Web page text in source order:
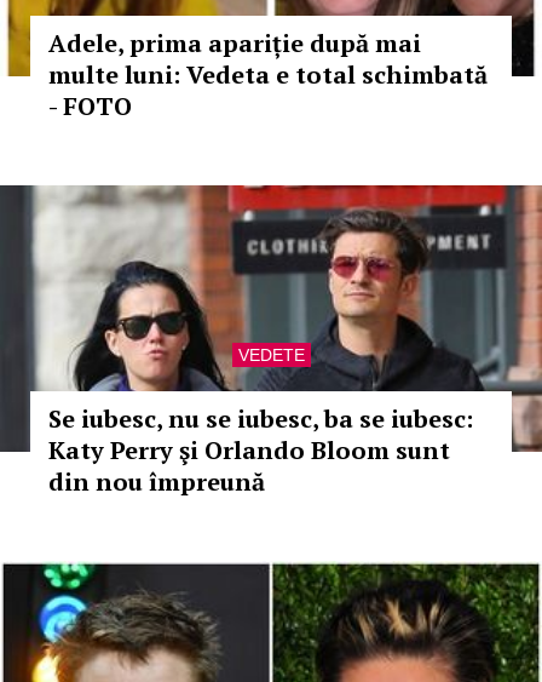
Adele, prima apariție după mai
multe luni: Vedeta e total schimbată
- FOTO
VEDETE
Se iubesc, nu se iubesc, ba se iubesc:
Katy Perry şi Orlando Bloom sunt
din nou împreună